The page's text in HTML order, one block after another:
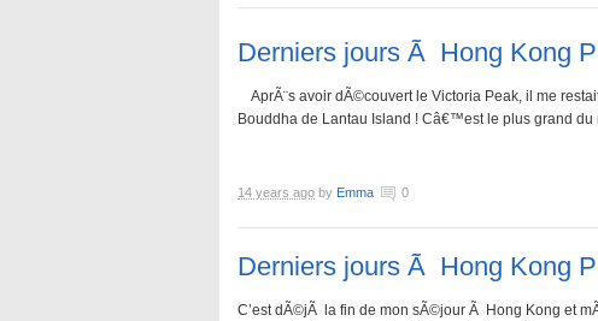
Derniers jours Ã Hong Kong
AprÃ¨s avoir dÃ©couvert le Victoria Peak, il me
Bouddha de Lantau Island ! Câ€™est le plus grand du
14 years ago by Emma 0
Derniers jours Ã Hong Kong
C’est dÃ©jÃ la fin de mon sÃ©jour Ã Hong Kong et